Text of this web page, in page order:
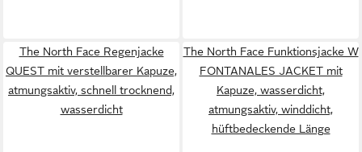
The North Face Regenjacke
QUEST mit verstellbarer Kapuze,
atmungsaktiv, schnell trocknend,
wasserdicht
The North Face Funktionsjacke W
FONTANALES JACKET mit
Kapuze, wasserdicht,
atmungsaktiv, winddicht,
hüftbedeckende Länge